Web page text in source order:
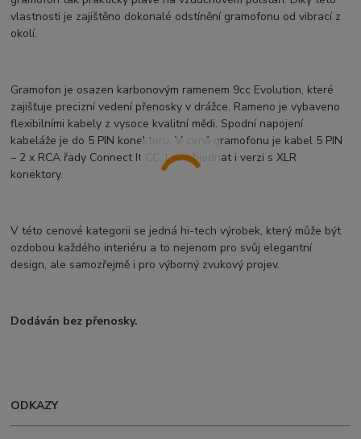
vlastnosti je zajištěno dokonalé odstínění gramofonu od vibrací z
okolí.
Gramofon je osazen karbonovým ramenem 9cc Evolution, které
zajišťuje precizní vedení přenosky v drážce. Rameno je vybaveno
flexibilními kabely z vysoce kvalitní mědi. Spodní napojení
kabeláže je do 5 PIN konektoru. V ceně gramofonu je kabel 5 PIN
– 2 x RCA řady Connect It CC. Lze objednat i verzi s XLR
konektory.
V této cenové kategorii se jedná hi-tech výrobek, který může být
ozdobou každého interiéru a to nejenom pro svůj elegantní
design, ale samozřejmě i pro výborný zvukový projev.
Dodáván bez přenosky.
ODKAZY